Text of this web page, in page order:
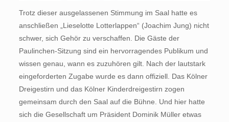
Trotz dieser ausgelassenen Stimmung im Saal hatte es
anschließen „Lieselotte Lotterlappen“ (Joachim Jung) nicht
schwer, sich Gehör zu verschaffen. Die Gäste der
Paulinchen-Sitzung sind ein hervorragendes Publikum und
wissen genau, wann es zuzuhören gilt. Nach der lautstark
eingeforderten Zugabe wurde es dann offiziell. Das Kölner
Dreigestirn und das Kölner Kinderdreigestirn zogen
gemeinsam durch den Saal auf die Bühne. Und hier hatte
sich die Gesellschaft um Präsident Dominik Müller etwas